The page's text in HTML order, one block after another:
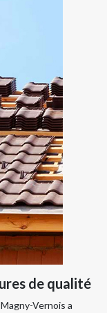
de qualité
Vernois a